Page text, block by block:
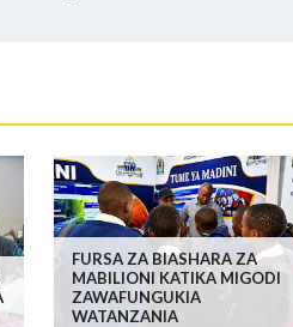
FURSA ZA BIASHARA ZA
MABILIONI KATIKA MIGODI
ZAWAFUNGUKIA
WATANZANIA